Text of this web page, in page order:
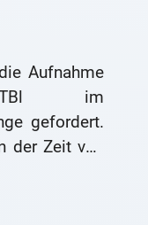
Aufnahme
im
gefordert.
der Zeit von
1.185